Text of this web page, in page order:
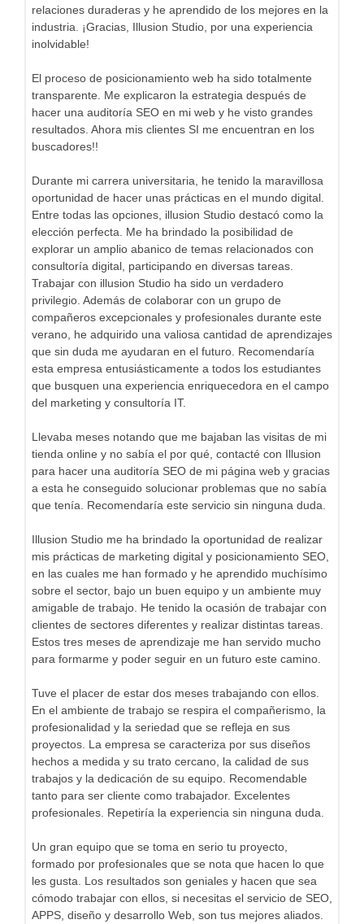
relaciones duraderas y he aprendido de los mejores en la
industria. ¡Gracias, Illusion Studio, por una experiencia
inolvidable!
El proceso de posicionamiento web ha sido totalmente
transparente. Me explicaron la estrategia después de
hacer una auditoría SEO en mi web y he visto grandes
resultados. Ahora mis clientes SI me encuentran en los
buscadores!!
Durante mi carrera universitaria, he tenido la maravillosa
oportunidad de hacer unas prácticas en el mundo digital.
Entre todas las opciones, illusion Studio destacó como la
elección perfecta. Me ha brindado la posibilidad de
explorar un amplio abanico de temas relacionados con
consultoría digital, participando en diversas tareas.
Trabajar con illusion Studio ha sido un verdadero
privilegio. Además de colaborar con un grupo de
compañeros excepcionales y profesionales durante este
verano, he adquirido una valiosa cantidad de aprendizajes
que sin duda me ayudaran en el futuro. Recomendaría
esta empresa entusiásticamente a todos los estudiantes
que busquen una experiencia enriquecedora en el campo
del marketing y consultoría IT.
Llevaba meses notando que me bajaban las visitas de mi
tienda online y no sabía el por qué, contacté con Illusion
para hacer una auditoría SEO de mi página web y gracias
a esta he conseguido solucionar problemas que no sabía
que tenía. Recomendaría este servicio sin ninguna duda.
Illusion Studio me ha brindado la oportunidad de realizar
mis prácticas de marketing digital y posicionamiento SEO,
en las cuales me han formado y he aprendido muchísimo
sobre el sector, bajo un buen equipo y un ambiente muy
amigable de trabajo. He tenido la ocasión de trabajar con
clientes de sectores diferentes y realizar distintas tareas.
Estos tres meses de aprendizaje me han servido mucho
para formarme y poder seguir en un futuro este camino.
Tuve el placer de estar dos meses trabajando con ellos.
En el ambiente de trabajo se respira el compañerismo, la
profesionalidad y la seriedad que se refleja en sus
proyectos. La empresa se caracteriza por sus diseños
hechos a medida y su trato cercano, la calidad de sus
trabajos y la dedicación de su equipo. Recomendable
tanto para ser cliente como trabajador. Excelentes
profesionales. Repetiría la experiencia sin ninguna duda.
Un gran equipo que se toma en serio tu proyecto,
formado por profesionales que se nota que hacen lo que
les gusta. Los resultados son geniales y hacen que sea
cómodo trabajar con ellos, si necesitas el servicio de SEO,
APPS, diseño y desarrollo Web, son tus mejores aliados.